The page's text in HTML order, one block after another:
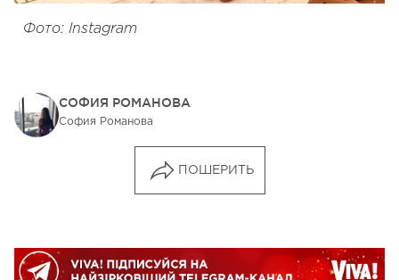
Фото: Instagram
СОФИЯ РОМАНОВА
София Романова
ПОШЕРИТЬ